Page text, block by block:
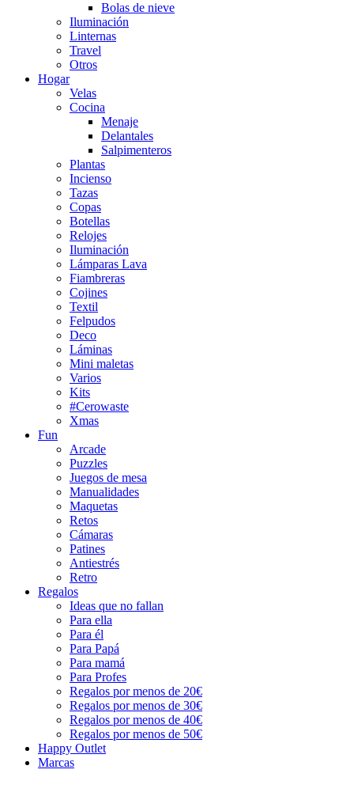
Bolas de nieve
Iluminación
Linternas
Travel
Otros
Hogar
Velas
Cocina
Menaje
Delantales
Salpimenteros
Plantas
Incienso
Tazas
Copas
Botellas
Relojes
Iluminación
Lámparas Lava
Fiambreras
Cojines
Textil
Felpudos
Deco
Láminas
Mini maletas
Varios
Kits
#Cerowaste
Xmas
Fun
Arcade
Puzzles
Juegos de mesa
Manualidades
Maquetas
Retos
Cámaras
Patines
Antiestrés
Retro
Regalos
Ideas que no fallan
Para ella
Para él
Para Papá
Para mamá
Para Profes
Regalos por menos de 20€
Regalos por menos de 30€
Regalos por menos de 40€
Regalos por menos de 50€
Happy Outlet
Marcas